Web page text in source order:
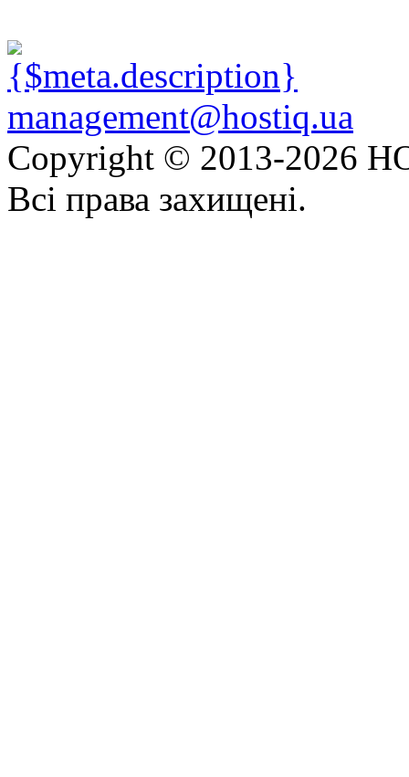
management@hostiq.ua
Copyright © 2013-2026
Всі права захищені.